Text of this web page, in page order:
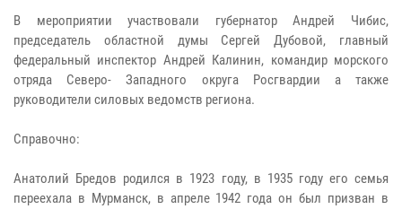
В мероприятии участвовали губернатор Андрей Чибис,
председатель областной думы Сергей Дубовой, главный
федеральный инспектор Андрей Калинин, командир морского
отряда Северо- Западного округа Росгвардии а также
руководители силовых ведомств региона.
Справочно:
Анатолий Бредов родился в 1923 году, в 1935 году его семья
переехала в Мурманск, в апреле 1942 года он был призван в